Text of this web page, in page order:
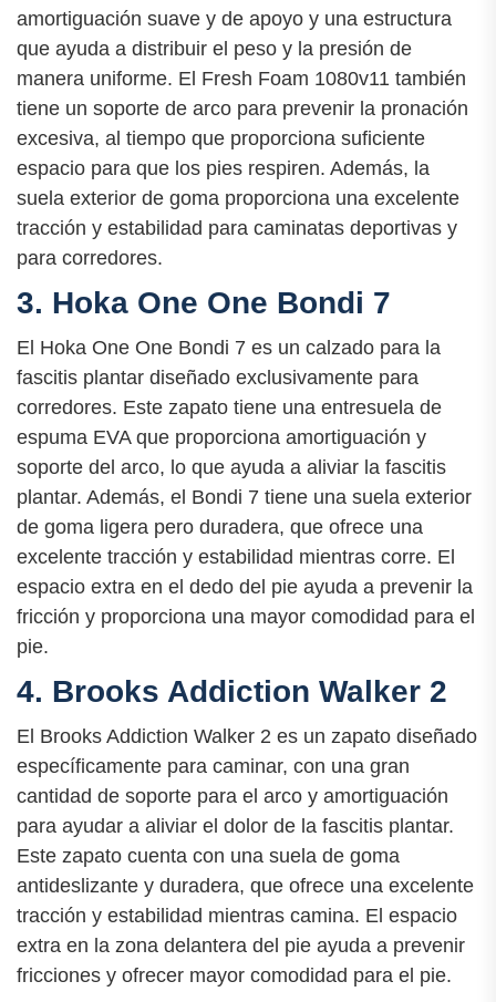
amortiguación suave y de apoyo y una estructura
que ayuda a distribuir el peso y la presión de
manera uniforme. El Fresh Foam 1080v11 también
tiene un soporte de arco para prevenir la pronación
excesiva, al tiempo que proporciona suficiente
espacio para que los pies respiren. Además, la
suela exterior de goma proporciona una excelente
tracción y estabilidad para caminatas deportivas y
para corredores.
3. Hoka One One Bondi 7
El Hoka One One Bondi 7 es un calzado para la
fascitis plantar diseñado exclusivamente para
corredores. Este zapato tiene una entresuela de
espuma EVA que proporciona amortiguación y
soporte del arco, lo que ayuda a aliviar la fascitis
plantar. Además, el Bondi 7 tiene una suela exterior
de goma ligera pero duradera, que ofrece una
excelente tracción y estabilidad mientras corre. El
espacio extra en el dedo del pie ayuda a prevenir la
fricción y proporciona una mayor comodidad para el
pie.
4. Brooks Addiction Walker 2
El Brooks Addiction Walker 2 es un zapato diseñado
específicamente para caminar, con una gran
cantidad de soporte para el arco y amortiguación
para ayudar a aliviar el dolor de la fascitis plantar.
Este zapato cuenta con una suela de goma
antideslizante y duradera, que ofrece una excelente
tracción y estabilidad mientras camina. El espacio
extra en la zona delantera del pie ayuda a prevenir
fricciones y ofrecer mayor comodidad para el pie.